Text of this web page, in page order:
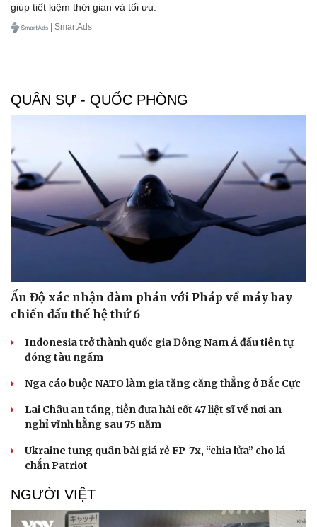
Doanh nghiệp
Thông tin doanh nghiệp
Doanh nghiệp 24h
Doanh nhân
Trải nghiệm
giúp tiết kiệm thời gian và tối ưu.
| SmartAds
QUÂN SỰ - QUỐC PHÒNG
Ấn Độ xác nhận đàm phán với Pháp về máy bay
chiến đấu thế hệ thứ 6
Indonesia trở thành quốc gia Đông Nam Á đầu tiên tự
đóng tàu ngầm
Nga cáo buộc NATO làm gia tăng căng thẳng ở Bắc Cực
Lai Châu an táng, tiễn đưa hài cốt 47 liệt sĩ về nơi an
nghỉ vĩnh hằng sau 75 năm
Ukraine tung quân bài giá rẻ FP-7x, “chia lửa” cho lá
chắn Patriot
NGƯỜI VIỆT